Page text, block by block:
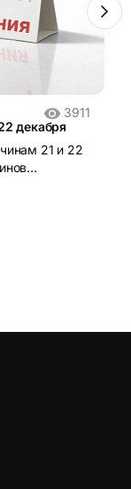
3911
декабря
21 и 22